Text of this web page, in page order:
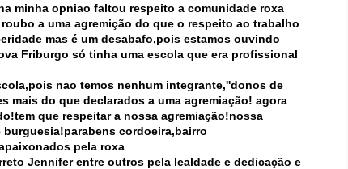
minha opniao faltou respeito a comunidade roxa
a uma agremição do que o respeito ao trabalho
mas é um desabafo,pois estamos ouvindo
Friburgo só tinha uma escola que era profissional
nao temos nenhum integrante,''donos de
mais do que declarados a uma agremiação! agora
que respeitar a nossa agremiação!nossa
cordoeira,bairro
pela roxa
Jennifer entre outros pela lealdade e dedicação e